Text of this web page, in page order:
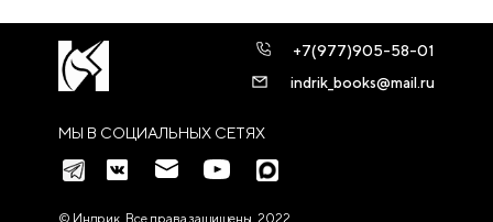
МЫ В СОЦИАЛЬНЫХ СЕТЯХ
+7(977)905-58-01
indrik_books@mail.ru
© Индрик. Все права защищены, 2022